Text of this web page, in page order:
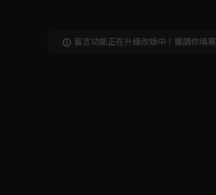
留言功能正在升級改版中！邀請你填寫